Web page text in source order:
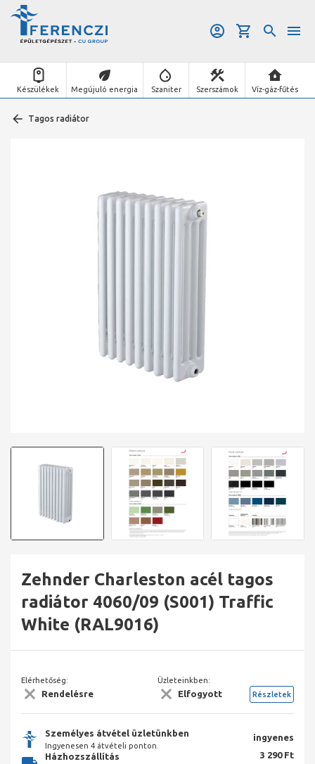
Készülékek Megújuló energia Szaniter Szerszámok Víz-gáz-fűtés
Tagos radiátor
Zehnder Charleston acél tagos
radiátor 4060/09 (S001) Traffic
White (RAL9016)
Elérhetőség:
Rendelésre
Üzleteinkben:
Elfogyott Részletek
Személyes átvétel üzletünkben
Ingyenesen 4 átvételi ponton.
ingyenes
Házhozszállítás
3 290 Ft